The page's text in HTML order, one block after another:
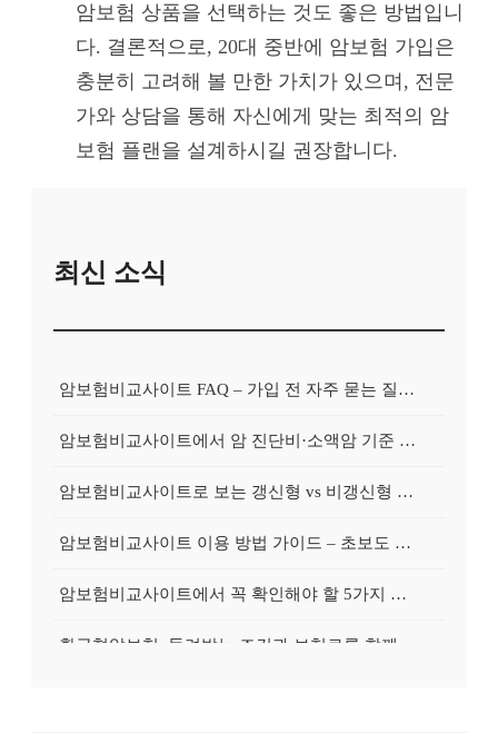
암보험 상품을 선택하는 것도 좋은 방법입니
다. 결론적으로, 20대 중반에 암보험 가입은
충분히 고려해 볼 만한 가치가 있으며, 전문
가와 상담을 통해 자신에게 맞는 최적의 암
보험 플랜을 설계하시길 권장합니다.
최신 소식
암보험비교사이트 FAQ – 가입 전 자주 묻는 질문 정리
암보험비교사이트에서 암 진단비·소액암 기준 제대로 비교하기
암보험비교사이트로 보는 갱신형 vs 비갱신형 암보험 차이
암보험비교사이트 이용 방법 가이드 – 초보도 쉽게 비교하는 순서
암보험비교사이트에서 꼭 확인해야 할 5가지 비교 포인트